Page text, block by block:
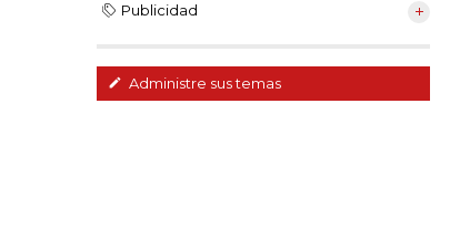
Publicidad
Administre sus temas